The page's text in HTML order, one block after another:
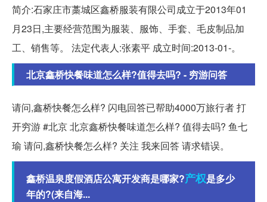
简介:石家庄市藁城区鑫桥服装有限公司成立于2013年01
月23日,主要经营范围为服装、服饰、手套、毛皮制品加
工、销售等。 法定代表人:张素平 成立时间:2013-01-。
北京鑫桥快餐味道怎么样?值得去吗? - 穷游问答
请问,鑫桥快餐怎么样? 闪电回答已帮助4000万旅行者 打
开穷游 #北京 北京鑫桥快餐味道怎么样? 值得去吗? 鱼七
瑜 请问,鑫桥快餐怎么样? 关注 我来回答 请求错误。
鑫桥温泉度假酒店公寓开发商是哪家?产权是多少
年的?(来自海...